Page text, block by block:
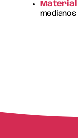
Material
medianos